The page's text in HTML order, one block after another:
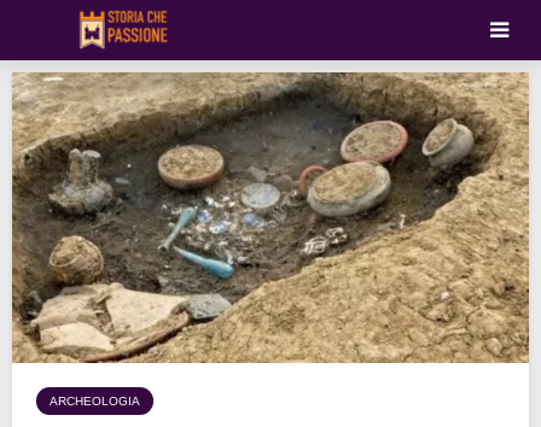
ARCHEOLOGIA